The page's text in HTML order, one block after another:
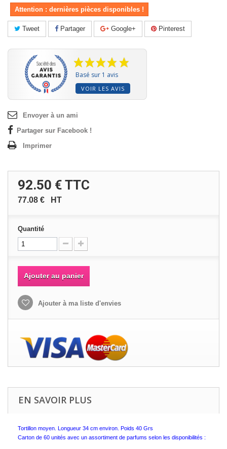
Attention : dernières pièces disponibles !
Tweet Partager Google+ Pinterest
Basé sur 1 avis
VOIR LES AVIS
Envoyer à un ami
Partager sur Facebook !
Imprimer
92.50 € TTC
77.08 € HT
Quantité
Ajouter au panier
Ajouter à ma liste d'envies
EN SAVOIR PLUS
Tortillon moyen. Longueur 34 cm environ. Poids 40 Grs
Carton de 60 unités avec un assortiment de parfums selon les disponibilités :